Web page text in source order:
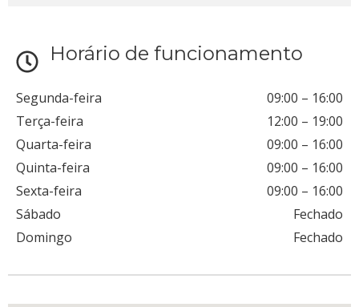
Horário de funcionamento
Segunda-feira 09:00 – 16:00
Terça-feira
12:00 – 19:00
Quarta-feira
09:00 – 16:00
Quinta-feira
09:00 – 16:00
Sexta-feira
09:00 – 16:00
Sábado
Fechado
Domingo
Fechado